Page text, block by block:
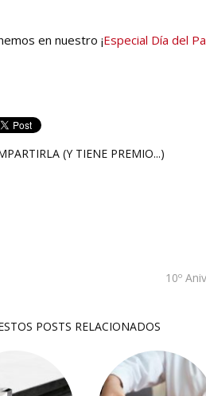
en nuestro ¡Especial Día del
(Y TIENE PREMIO...)
10º
POSTS RELACIONADOS